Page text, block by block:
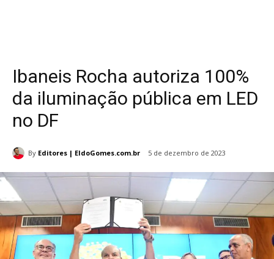
Ibaneis Rocha autoriza 100%
da iluminação pública em LED
no DF
By Editores | EldoGomes.com.br 5 de dezembro de 2023